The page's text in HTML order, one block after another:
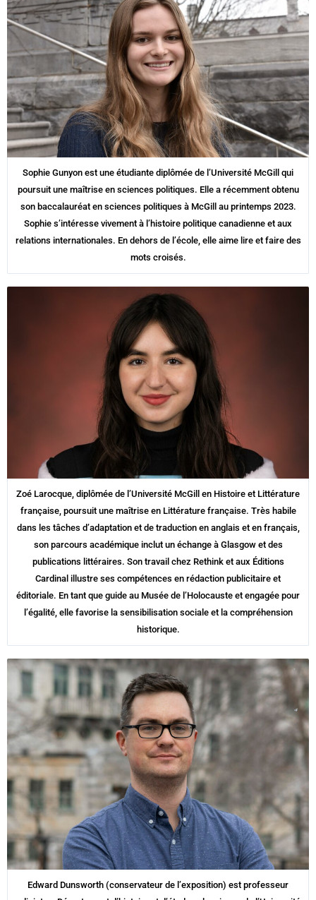
Sophie Gunyon est une étudiante diplômée de l’Université McGill qui
poursuit une maîtrise en sciences politiques. Elle a récemment obtenu
son baccalauréat en sciences politiques à McGill au printemps 2023.
Sophie s’intéresse vivement à l’histoire politique canadienne et aux
relations internationales. En dehors de l’école, elle aime lire et faire des
mots croisés.
Zoé Larocque, diplômée de l’Université McGill en Histoire et Littérature
française, poursuit une maîtrise en Littérature française. Très habile
dans les tâches d’adaptation et de traduction en anglais et en français,
son parcours académique inclut un échange à Glasgow et des
publications littéraires. Son travail chez Rethink et aux Éditions
Cardinal illustre ses compétences en rédaction publicitaire et
éditoriale. En tant que guide au Musée de l’Holocauste et engagée pour
l’égalité, elle favorise la sensibilisation sociale et la compréhension
historique.
Edward Dunsworth (conservateur de l’exposition) est professeur